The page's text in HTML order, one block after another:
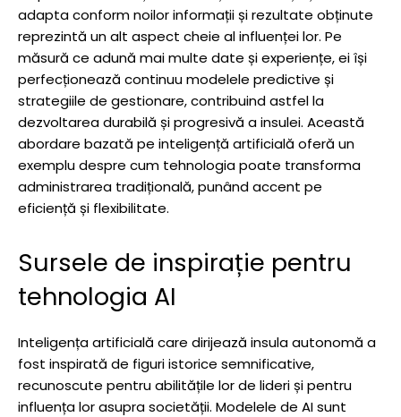
adapta conform noilor informații și rezultate obținute
reprezintă un alt aspect cheie al influenței lor. Pe
măsură ce adună mai multe date și experiențe, ei își
perfecționează continuu modelele predictive și
strategiile de gestionare, contribuind astfel la
dezvoltarea durabilă și progresivă a insulei. Această
abordare bazată pe inteligență artificială oferă un
exemplu despre cum tehnologia poate transforma
administrarea tradițională, punând accent pe
eficiență și flexibilitate.
Sursele de inspirație pentru
tehnologia AI
Inteligența artificială care dirijează insula autonomă a
fost inspirată de figuri istorice semnificative,
recunoscute pentru abilitățile lor de lideri și pentru
influența lor asupra societății. Modelele de AI sunt